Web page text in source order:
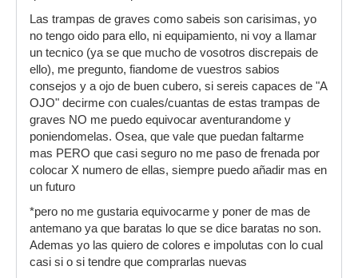
Las trampas de graves como sabeis son carisimas, yo
no tengo oido para ello, ni equipamiento, ni voy a llamar
un tecnico (ya se que mucho de vosotros discrepais de
ello), me pregunto, fiandome de vuestros sabios
consejos y a ojo de buen cubero, si sereis capaces de "A
OJO" decirme con cuales/cuantas de estas trampas de
graves NO me puedo equivocar aventurandome y
poniendomelas. Osea, que vale que puedan faltarme
mas PERO que casi seguro no me paso de frenada por
colocar X numero de ellas, siempre puedo añadir mas en
un futuro
*pero no me gustaria equivocarme y poner de mas de
antemano ya que baratas lo que se dice baratas no son.
Ademas yo las quiero de colores e impolutas con lo cual
casi si o si tendre que comprarlas nuevas